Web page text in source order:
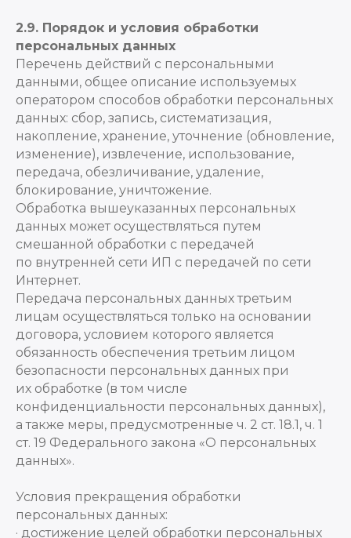
2.9. Порядок и условия обработки
персональных данных
Перечень действий с персональными
данными, общее описание используемых
оператором способов обработки персональных
данных: сбор, запись, систематизация,
накопление, хранение, уточнение (обновление,
изменение), извлечение, использование,
передача, обезличивание, удаление,
блокирование, уничтожение.
Обработка вышеуказанных персональных
данных может осуществляться путем
смешанной обработки с передачей
по внутренней сети ИП с передачей по сети
Интернет.
Передача персональных данных третьим
лицам осуществляться только на основании
договора, условием которого является
обязанность обеспечения третьим лицом
безопасности персональных данных при
их обработке (в том числе
конфиденциальности персональных данных),
а также меры, предусмотренные ч. 2 ст. 18.1, ч. 1
ст. 19 Федерального закона «О персональных
данных».
Условия прекращения обработки
персональных данных:
· достижение целей обработки персональных